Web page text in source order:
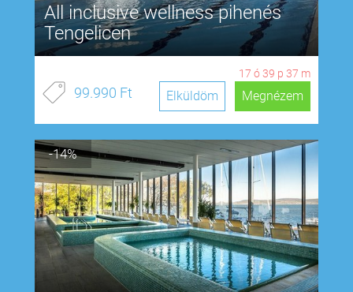
All inclusive wellness pihenés
Tengelicen
17 ó39 p 37 m
99.990 Ft Megnézem
Elküldöm
-14%